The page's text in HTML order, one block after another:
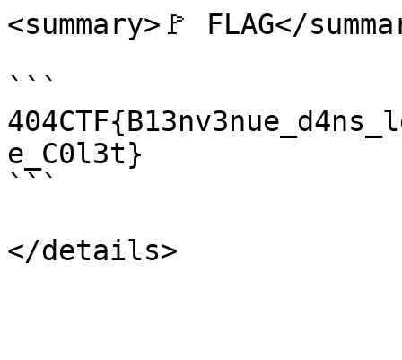
<summary>🚩 FLAG</
```
e_C0l3t}
```